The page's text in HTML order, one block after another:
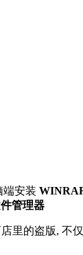
端安装
管理器
里的盗版, 不